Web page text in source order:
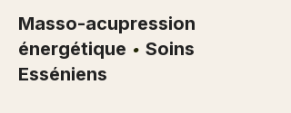
Masso-acupression
énergétique • Soins
Esséniens